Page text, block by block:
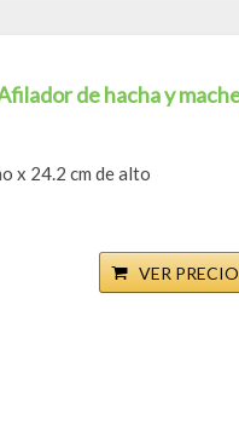
de hacha y
x 24.2 cm de alto
VER